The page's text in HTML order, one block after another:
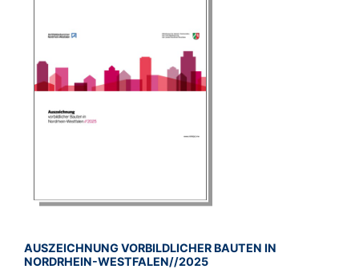
BROSCHÜRE:
AUSZEICHNUNG VORBILDLICHER BAUTEN IN
NORDRHEIN-WESTFALEN//2025